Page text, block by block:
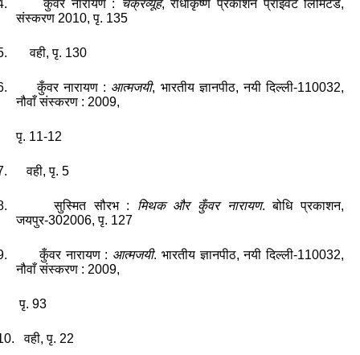
कुँवर नारायण: चक्रव्यूह,राधाकृष्ण प्रकाशन प्राइवेट लिमिटेड,
संस्करण 2010, पृ. 135
वही,पृ. 130
कुँवर नारायण : आत्मजयी, भारतीय ज्ञानपीठ,नयी दिल्ली-110032,
नौवाँ संस्करण : 2009,
पृ. 11-12
वही,पृ. 5
सुस्मित सौरभ: मिथक और कुँवर नारायण.बोधि प्रकाशन,
जयपुर-302006, पृ. 127
कुँवर नारायण: आत्मजयी. भारतीय ज्ञानपीठ,नयी दिल्ली-110032,
नौवाँ संस्करण : 2009,
पृ. 93
वही,पृ. 22